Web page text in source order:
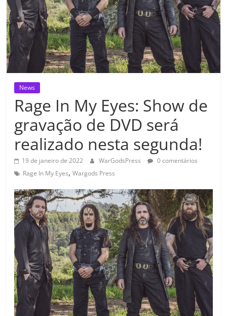
News
Rage In My Eyes: Show de
gravação de DVD será
realizado nesta segunda!
19 de janeiro de 2022 WarGodsPress
0 comentários
Rage In My Eyes,Wargods Press